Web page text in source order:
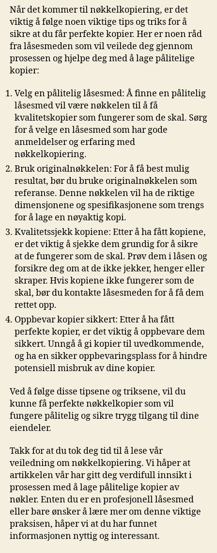
Når det kommer til nøkkelkopiering, er det
viktig å følge noen viktige ⁢tips og triks for å
sikre at du får perfekte kopier. Her er noen ⁢råd
fra‍ låsesmeden ⁤som vil ​veilede deg‌ gjennom⁢
prosessen og hjelpe deg med å lage pålitelige
kopier:
Velg en pålitelig låsesmed: Å finne en pålitelig
låsesmed vil være nøkkelen til å få
kvalitetskopier som fungerer‍ som de skal.‍ Sørg‍
for⁣ å velge en ​låsesmed⁤ som har gode
anmeldelser og erfaring med
nøkkelkopiering.
Bruk originalnøkkelen: For å få best mulig
resultat, bør du bruke originalnøkkelen som
referanse. Denne nøkkelen vil ha de ⁢riktige
dimensjonene og ‌spesifikasjonene ‌som trengs
for å lage en nøyaktig ⁤kopi.
Kvalitetssjekk kopiene: Etter å ha fått kopiene,‌
er det viktig å ⁣sjekke dem grundig for å sikre
at⁤ de fungerer som de skal. ​Prøv dem i ‌låsen og
forsikre deg om at de ikke ​jekker, henger eller
skraper. Hvis kopiene ikke fungerer som de
⁤skal, bør du kontakte låsesmeden for ⁤å få dem
rettet opp.
Oppbevar kopier sikkert: Etter å ha fått
perfekte ‌kopier,‌ er det viktig å oppbevare dem
‍sikkert. Unngå å ‌gi⁤ kopier til uvedkommende,
og ha en sikker oppbevaringsplass for å hindre⁣
potensiell misbruk av dine kopier.
Ved å følge ‍disse ⁤tipsene og triksene, vil du
kunne få perfekte nøkkelkopier som vil
fungere pålitelig ⁤og sikre trygg tilgang til ‍dine⁢
eiendeler.
Takk for ⁤at‍ du tok deg tid til ‍å lese vår
veiledning om nøkkelkopiering. Vi ‌håper at
artikkelen vår har gitt deg verdifull innsikt i
prosessen med å lage pålitelige kopier av
nøkler. Enten du er en profesjonell låsesmed
eller bare ønsker å lære⁣ mer om denne viktige
praksisen, håper vi⁣ at du har funnet
informasjonen nyttig og interessant.